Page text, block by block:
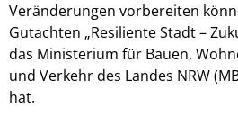
Veränderungen vorbereiten
Gutachten „Resiliente Stadt –
das Ministerium für Bauen,
und Verkehr des Landes NRW
hat.